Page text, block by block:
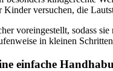
versuchen, die
voreingestellt, sodass
in kleinen
einfache